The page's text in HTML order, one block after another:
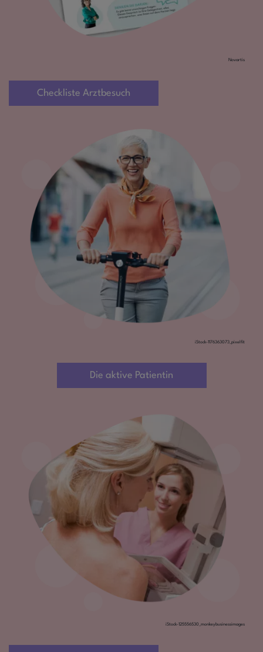
Novartis
Checkliste Arztbesuch
iStock-1176363073_pixelfit
Die aktive Patientin
iStock-125556530_monkeybusinessimages